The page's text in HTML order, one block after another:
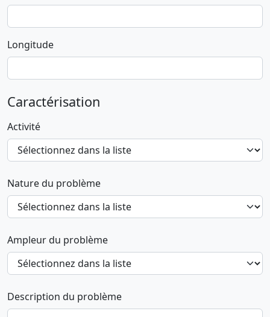
Longitude
Caractérisation
Activité
Nature du problème
Ampleur du problème
Description du problème